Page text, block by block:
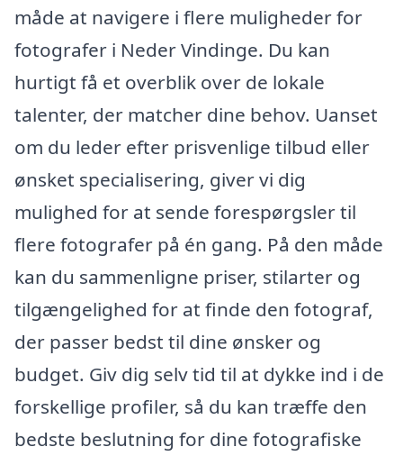
måde at navigere i flere muligheder for
fotografer i Neder Vindinge. Du kan
hurtigt få et overblik over de lokale
talenter, der matcher dine behov. Uanset
om du leder efter prisvenlige tilbud eller
ønsket specialisering, giver vi dig
mulighed for at sende forespørgsler til
flere fotografer på én gang. På den måde
kan du sammenligne priser, stilarter og
tilgængelighed for at finde den fotograf,
der passer bedst til dine ønsker og
budget. Giv dig selv tid til at dykke ind i de
forskellige profiler, så du kan træffe den
bedste beslutning for dine fotografiske